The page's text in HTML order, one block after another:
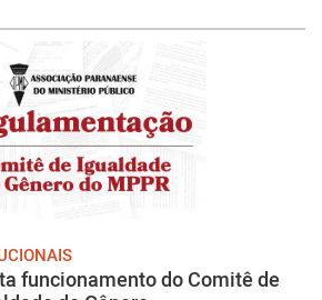
funcionamento do Comitê de